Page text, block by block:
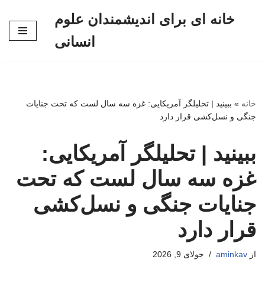
خانه ای برای اندیشمندان علوم
انسانی
خانه » ببینید | تحلیلگر آمریکایی: غزه سه سال لست که تحت جنایات
جنگی و نسل‌کشی قرار دارد
ببینید | تحلیلگر آمریکایی:
غزه سه سال لست که تحت
جنایات جنگی و نسل‌کشی
قرار دارد
از aminkav جولای 9, 2026